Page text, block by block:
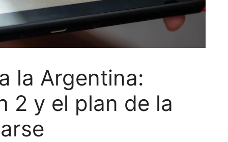
la Argentina:
2 y el plan de la